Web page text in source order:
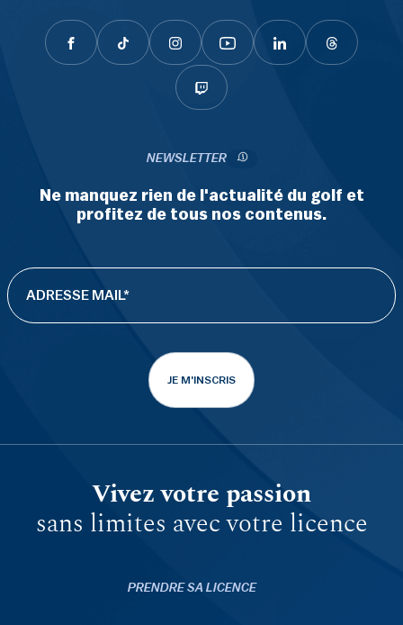
NEWSLETTER
Ne manquez rien de l'actualité du golf et
profitez de tous nos contenus.
JE M'INSCRIS
Vivez votre passion
sans limites avec votre licence
PRENDRE SA LICENCE